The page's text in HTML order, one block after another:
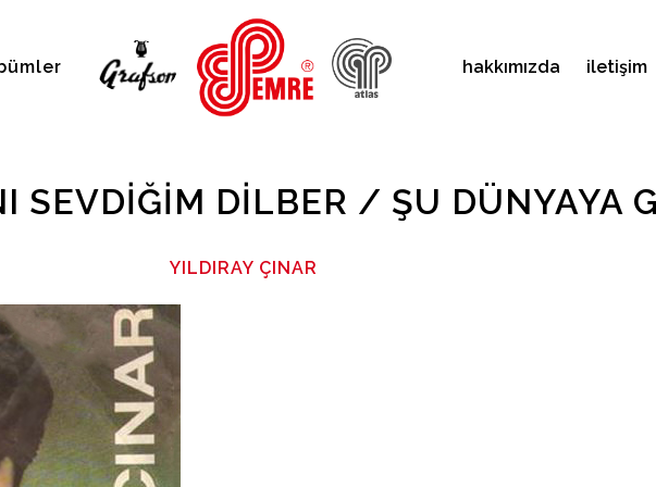
hakkımızda i̇letişim
SEVDIĞIM DILBER / ŞU DÜNYAYA
YILDIRAY ÇINAR